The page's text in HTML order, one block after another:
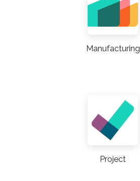
Manufacturing
Project